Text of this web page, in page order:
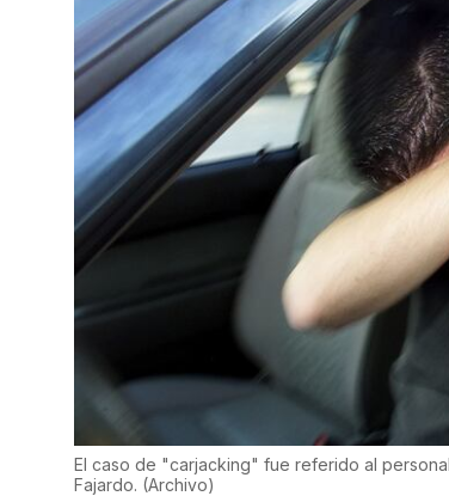
El caso de "carjacking" fue referido al
Fajardo. (Archivo)